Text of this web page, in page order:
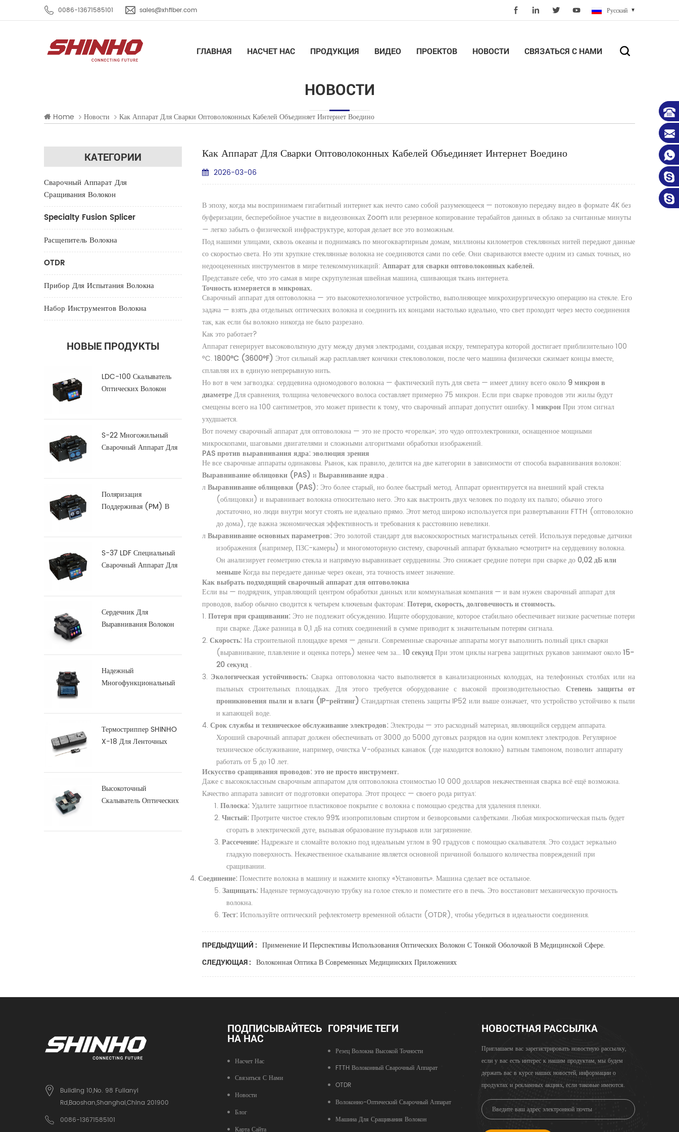
0086-13671585101 sales@xhfiber.com Русский
ГЛАВНАЯ НАСЧЕТ НАС ПРОДУКЦИЯ ВИДЕО ПРОЕКТОВ НОВОСТИ СВЯЗАТЬСЯ С НАМИ
НОВОСТИ
Home Новости Как Аппарат Для Сварки Оптоволоконных Кабелей Объединяет Интернет Воедино
КАТЕГОРИИ
Сварочный Аппарат Для
Сращивания Волокон
Specialty Fusion Splicer
Расщепитель Волокна
OTDR
Прибор Для Испытания Волокна
Набор Инструментов Волокна
НОВЫЕ ПРОДУКТЫ
LDC-100 Скалыватель
Оптических Волокон
S-22 Многожильный
Сварочный Аппарат Для
Поляризация
Поддерживая (PM) В
S-37 LDF Специальный
Сварочный Аппарат Для
Сердечник Для
Выравнивания Волокон
Надежный
Многофункциональный
Термостриппер SHINHO
X-18 Для Ленточных
Высокоточный
Скалыватель Оптических
Как Аппарат Для Сварки Оптоволоконных Кабелей Объединяет Интернет Воедино
2026-03-06
В эпоху, когда мы воспринимаем гигабитный интернет как нечто само собой разумеющееся — потоковую передачу видео в формате 4K без
буферизации, бесперебойное участие в видеозвонках Zoom или резервное копирование терабайтов данных в облако за считанные минуты
— легко забыть о физической инфраструктуре, которая делает все это возможным.
Под нашими улицами, сквозь океаны и поднимаясь по многоквартирным домам, миллионы километров стеклянных нитей передают данные
со скоростью света. Но эти хрупкие стеклянные волокна не соединяются сами по себе. Они свариваются вместе одним из самых точных, но
недооцененных инструментов в мире телекоммуникаций: Аппарат для сварки оптоволоконных кабелей.
Представьте себе, что это самая в мире скрупулезная швейная машина, сшивающая ткань интернета.
Точность измеряется в микронах.
Сварочный аппарат для оптоволокна — это высокотехнологичное устройство, выполняющее микрохирургическую операцию на стекле. Его
задача — взять два отдельных оптических волокна и соединить их концами настолько идеально, что свет проходит через место соединения
так, как если бы волокно никогда не было разрезано.
Как это работает?
Аппарат генерирует высоковольтную дугу между двумя электродами, создавая искру, температура которой достигает приблизительно 100
°C.1800°C (3600°F) Этот сильный жар расплавляет кончики стекловолокон, после чего машина физически сжимает концы вместе,
сплавляя их в единую непрерывную нить.
Но вот в чем загвоздка: сердцевина одномодового волокна — фактический путь для света — имеет длину всего около 9 микрон в
диаметреДля сравнения, толщина человеческого волоса составляет примерно 75 микрон. Если при сварке проводов эти жилы будут
смещены всего на 100 сантиметров, это может привести к тому, что сварочный аппарат допустит ошибку.1 микронПри этом сигнал
ухудшается.
Вот почему сварочный аппарат для оптоволокна — это не просто «горелка»; это чудо оптоэлектроники, оснащенное мощными
микроскопами, шаговыми двигателями и сложными алгоритмами обработки изображений.
PAS против выравнивания ядра: эволюция зрения
Не все сварочные аппараты одинаковы. Рынок, как правило, делится на две категории в зависимости от способа выравнивания волокон:
Выравнивание облицовки (PAS) и Выравнивание ядра .
лВыравнивание облицовки (PAS):Это более старый, но более быстрый метод. Аппарат ориентируется на внешний край стекла
(облицовки) и выравнивает волокна относительно него. Это как выстроить двух человек по подолу их пальто; обычно этого
достаточно, но люди внутри могут стоять не идеально прямо. Этот метод широко используется при развертывании FTTH (оптоволокно
до дома), где важна экономическая эффективность и требования к расстоянию невелики.
лВыравнивание основных параметров:Это золотой стандарт для высокоскоростных магистральных сетей. Используя передовые датчики
изображения (например, ПЗС-камеры) и многомоторную систему, сварочный аппарат буквально «смотрит» на сердцевину волокна.
Он анализирует геометрию стекла и напрямую выравнивает сердцевины. Это снижает средние потери при сварке до 0,02 дБ или
меньшеКогда вы передаете данные через океан, эта точность имеет значение.
Как выбрать подходящий сварочный аппарат для оптоволокна
Если вы — подрядчик, управляющий центром обработки данных или коммунальная компания — и вам нужен сварочный аппарат для
проводов, выбор обычно сводится к четырем ключевым факторам: Потери, скорость, долговечность и стоимость.
1.Потеря при сращивании:Это не подлежит обсуждению. Ищите оборудование, которое стабильно обеспечивает низкие расчетные потери
при сварке. Даже разница в 0,1 дБ на сотнях соединений в сумме приводит к значительным потерям сигнала.
2.Скорость:На строительной площадке время — деньги. Современные сварочные аппараты могут выполнить полный цикл сварки
(выравнивание, плавление и оценка потерь) менее чем за...10 секундПри этом циклы нагрева защитных рукавов занимают около15-
20 секунд .
3. Экологическая устойчивость:Сварка оптоволокна часто выполняется в канализационных колодцах, на телефонных столбах или на
пыльных строительных площадках. Для этого требуется оборудование с высокой производительностью. Степень защиты от
проникновения пыли и влаги (IP-рейтинг)Стандартная степень защиты IP52 или выше означает, что устройство устойчиво к пыли
и капающей воде.
4.Срок службы и техническое обслуживание электродов:Электроды — это расходный материал, являющийся сердцем аппарата.
Хороший сварочный аппарат должен обеспечивать от 3000 до 5000 дуговых разрядов на один комплект электродов. Регулярное
техническое обслуживание, например, очистка V-образных канавок (где находится волокно) ватным тампоном, позволит аппарату
работать от 5 до 10 лет.
Искусство сращивания проводов: это не просто инструмент.
Даже с высококлассным сварочным аппаратом для оптоволокна стоимостью 10 000 долларов некачественная сварка всё ещё возможна.
Качество аппарата зависит от подготовки оператора. Этот процесс — своего рода ритуал:
1.Полоска:Удалите защитное пластиковое покрытие с волокна с помощью средства для удаления пленки.
2.Чистый:Протрите чистое стекло 99% изопропиловым спиртом и безворсовыми салфетками. Любая микроскопическая пыль будет
сгорать в электрической дуге, вызывая образование пузырьков или загрязнение.
3.Рассечение:Надрежьте и сломайте волокно под идеальным углом в 90 градусов с помощью скалывателя. Это создаст зеркально
гладкую поверхность. Некачественное скалывание является основной причиной большого количества повреждений при
сращивании.
4.Соединение:Поместите волокна в машину и нажмите кнопку «Установить». Машина сделает все остальное.
5.Защищать:Наденьте термоусадочную трубку на голое стекло и поместите его в печь. Это восстановит механическую прочность
волокна.
6.Тест:Используйте оптический рефлектометр временной области (OTDR), чтобы убедиться в идеальности соединения.
ПРЕДЫДУЩИЙ : Применение И Перспективы Использования Оптических Волокон С Тонкой Оболочкой В Медицинской Сфере.
СЛЕДУЮЩАЯ : Волоконная Оптика В Современных Медицинских Приложениях
Building 10,No. 98 Fulianyi
Rd,Baoshan,Shanghai,China 201900
0086-13671585101
ПОДПИСЫВАЙТЕСЬ
НА НАС
Насчет Нас
Связаться С Нами
Новости
Блог
Карта Сайта
ГОРЯЧИЕ ТЕГИ
Резец Волокна Высокой Точности
FTTH Волоконный Сварочный Аппарат
OTDR
Волоконно-Оптический Сварочный Аппарат
Машина Для Сращивания Волокон
НОВОСТНАЯ РАССЫЛКА
Приглашаем вас зарегистрировать новостную рассылку,
если у вас есть интерес к нашим продуктам, мы будем
держать вас в курсе наших новостей, информации о
продуктах и ​​рекламных акциях, если таковые имеются.